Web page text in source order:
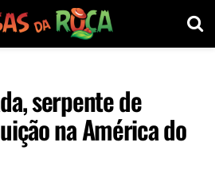
serpente de
na América do